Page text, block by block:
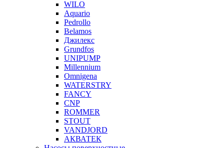
WILO
Aquario
Pedrollo
Belamos
Джилекс
Grundfos
UNIPUMP
Millennium
Omnigena
WATERSTRY
FANCY
CNP
ROMMER
STOUT
VANDJORD
АКВАТЕК